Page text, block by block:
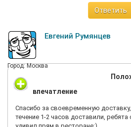
Ответить
Евгений Румянцев
Город: Москва
впечатление
Спасибо за своевременную
течение 1-2 часов доставили,